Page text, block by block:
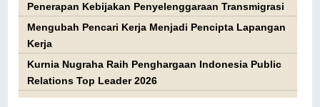
Penerapan Kebijakan Penyelenggaraan Transmigrasi
Mengubah Pencari Kerja Menjadi Pencipta Lapangan
Kerja
Kurnia Nugraha Raih Penghargaan Indonesia Public
Relations Top Leader 2026